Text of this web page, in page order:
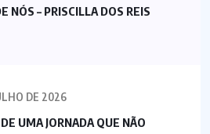
NÓS – PRISCILLA DOS REIS
DE 2026
UMA JORNADA QUE NÃO